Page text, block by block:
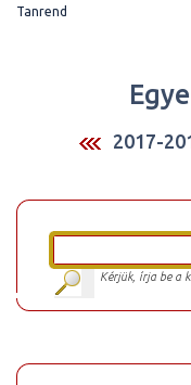
Tanrend
2017-
Kérjük, írja be a